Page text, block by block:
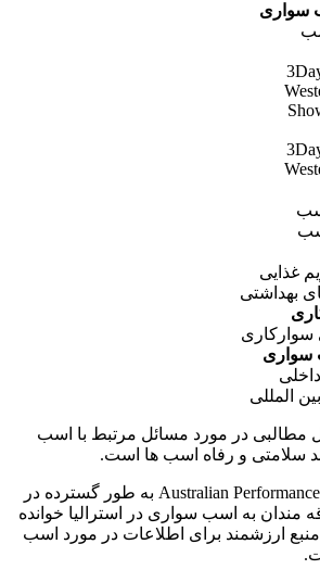
سواری
غذایی
بهداشتی
سوارکاری
سواری
المللی
مطالبی در مورد مسائل مرتبط با اسب
سلامتی و رفاه اسب ها است.
مجله Australian Performance Horse Magazine به طور گسترده در
مندان به اسب سواری در استرالیا خوانده
ارزشمند برای اطلاعات در مورد اسب